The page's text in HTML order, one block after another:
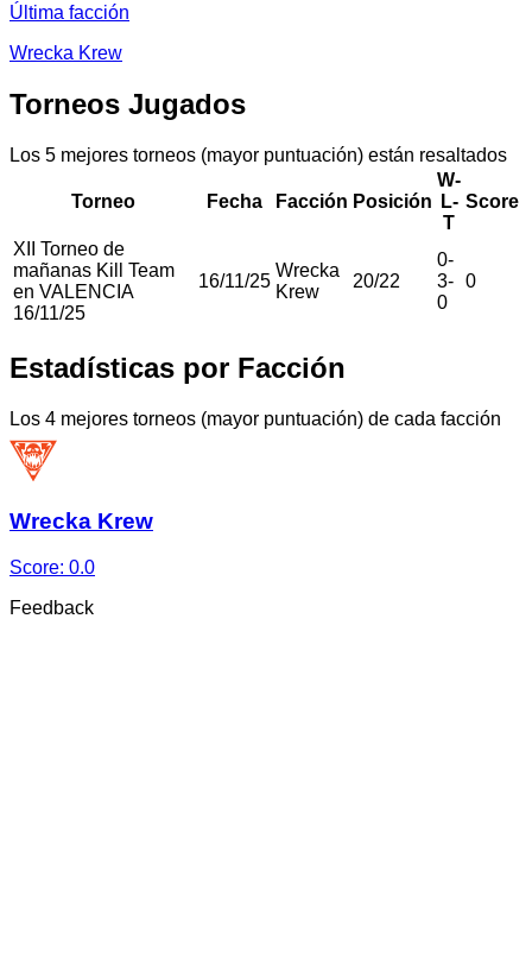
Última facción
Wrecka Krew
Torneos Jugados
Los 5 mejores torneos (mayor puntuación) están resaltados
Torneo Fecha Facción Posición
W-
L-
T
Score
XII Torneo de
mañanas Kill Team
en VALENCIA
16/11/25
16/11/25
Wrecka
Krew
20/22
0-
3-
0
0
Estadísticas por Facción
Los 4 mejores torneos (mayor puntuación) de cada facción
Wrecka Krew
Score: 0.0
Feedback